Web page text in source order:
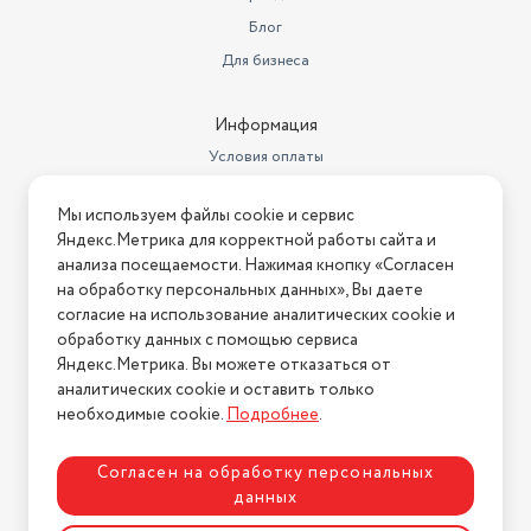
есть
Габариты с упаковкой (ШхГхВ)
54.5х65.5х88.5 см
Вес товара в упаковке, (кг)
67
Автоматическая дозировка
моющего средства
есть
Дополнительные функции
гигиена
Вес (кг)
65
Пузырьковая стирка
нет
Длина товара в упаковке, в
Блог
Для бизнеса
Информация
Условия оплаты
Условия возврата
Нашли ошибку на сайте? Напишите нам
2026 © Интернет-магазин "АстМаркет". У нас есть всё!
Политика конфиденциальности
Мы используем файлы cookie и сервис
Яндекс.Метрика для корректной работы сайта и
анализа посещаемости. Нажимая кнопку «Согласен
на обработку персональных данных», Вы даете
согласие на использование аналитических cookie и
обработку данных с помощью сервиса
Яндекс.Метрика. Вы можете отказаться от
аналитических cookie и оставить только
необходимые cookie.Подробнее.
Согласен на обработку персональных
данных